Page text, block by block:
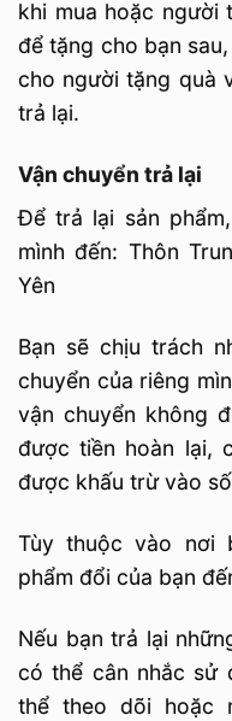
khi mua hoặc người
để tặng cho bạn
cho người tặng quà
trả lại.
Vận chuyển trả lại
Để trả lại sản
mình đến: Thôn
Yên
Bạn sẽ chịu trách
chuyển của riêng
vận chuyển không
được tiền hoàn lại,
được khấu trừ vào
Tùy thuộc vào nơi
phẩm đổi của bạn
Nếu bạn trả lại
có thể cân nhắc sử
thể theo dõi hoặc